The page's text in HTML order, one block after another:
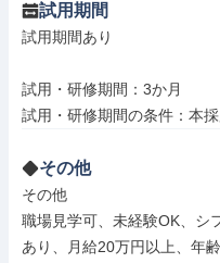
試用期間
試用期間あり
試用・研修期間：3か月
その他
その他
職場見学可、未経験OK、シ
あり、月給20万円以上、年